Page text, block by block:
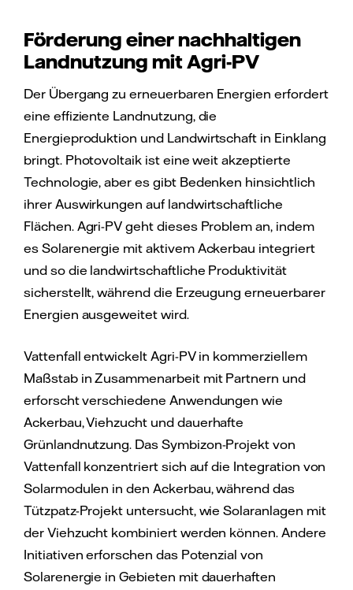
Förderung einer nachhaltigen
Landnutzung mit Agri-PV
Der Übergang zu erneuerbaren Energien erfordert
eine effiziente Landnutzung, die
Energieproduktion und Landwirtschaft in Einklang
bringt. Photovoltaik ist eine weit akzeptierte
Technologie, aber es gibt Bedenken hinsichtlich
ihrer Auswirkungen auf landwirtschaftliche
Flächen. Agri-PV geht dieses Problem an, indem
es Solarenergie mit aktivem Ackerbau integriert
und so die landwirtschaftliche Produktivität
sicherstellt, während die Erzeugung erneuerbarer
Energien ausgeweitet wird.
Vattenfall entwickelt Agri-PV in kommerziellem
Maßstab in Zusammenarbeit mit Partnern und
erforscht verschiedene Anwendungen wie
Ackerbau, Viehzucht und dauerhafte
Grünlandnutzung. Das Symbizon-Projekt von
Vattenfall konzentriert sich auf die Integration von
Solarmodulen in den Ackerbau, während das
Tützpatz-Projekt untersucht, wie Solaranlagen mit
der Viehzucht kombiniert werden können. Andere
Initiativen erforschen das Potenzial von
Solarenergie in Gebieten mit dauerhaften